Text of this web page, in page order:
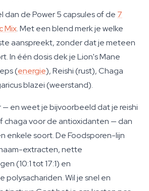
dan de Power 5 capsules of de 7
Mix. Met een blend merk je welke
aanspreekt, zonder dat je meteen
In één dosis dek je Lion's Mane
(energie), Reishi (rust), Chaga
blazei (weerstand).
— en weet je bijvoorbeeld dat je reishi
chaga voor de antioxidanten — dan
enkele soort. De Foodsporen-lijn
extracten, nette
(10:1 tot 17:1) en
polysachariden. Wil je snel en